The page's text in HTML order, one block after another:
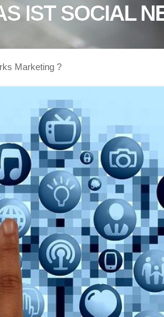
IST SOCIAL
Marketing ?